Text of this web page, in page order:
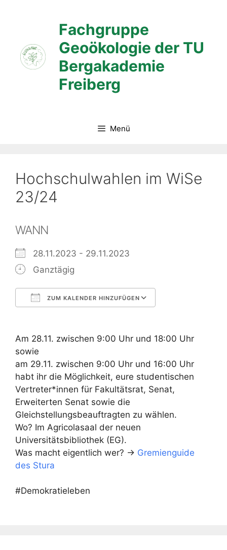
Fachgruppe
Geoökologie der TU
Bergakademie
Freiberg
Menü
Hochschulwahlen im WiSe
23/24
WANN
28.11.2023 - 29.11.2023
Ganztägig
ZUM KALENDER HINZUFÜGEN
Am 28.11. zwischen 9:00 Uhr und 18:00 Uhr
sowie
am 29.11. zwischen 9:00 Uhr und 16:00 Uhr
habt ihr die Möglichkeit, eure studentischen
Vertreter*innen für Fakultätsrat, Senat,
Erweiterten Senat sowie die
Gleichstellungsbeauftragten zu wählen.
Wo? Im Agricolasaal der neuen
Universitätsbibliothek (EG).
Was macht eigentlich wer? -> Gremienguide
des Stura
#Demokratieleben